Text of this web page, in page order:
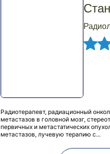
Радиотерапевт, радиационный
метастазов в головной мозг,
первичных и метастатических
метастазов, лучевую терапию с...